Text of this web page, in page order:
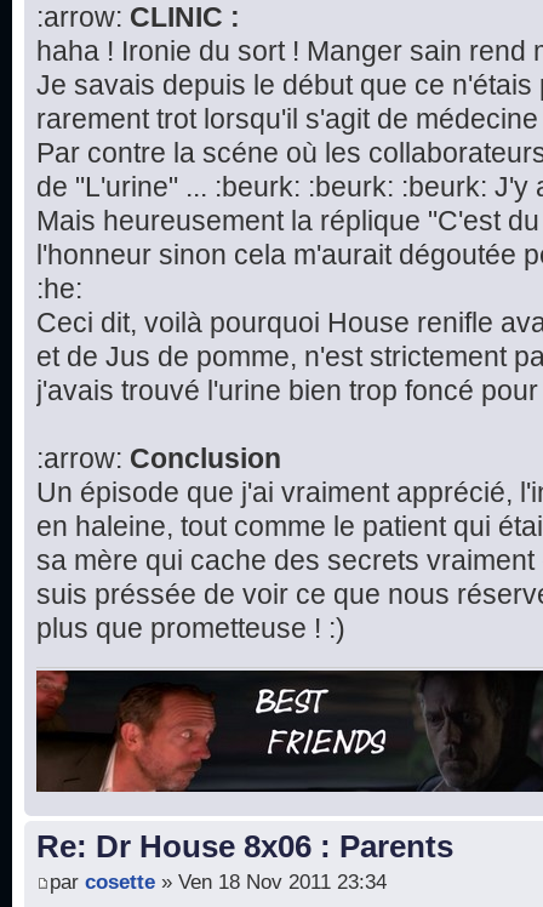
:arrow: CLINIC :
haha ! Ironie du sort ! Manger sain rend
Je savais depuis le début que ce
rarement trot lorsqu'il s'agit de
Par contre la scéne où les
de "L'urine" ... :beurk: :beurk: :beurk:
Mais heureusement la réplique "C'est
l'honneur sinon cela m'aurait dégoutée
:he:
Ceci dit, voilà pourquoi House renifle
et de Jus de pomme, n'est strictement
j'avais trouvé l'urine bien trop foncé
:arrow: Conclusion
Un épisode que j'ai vraiment apprécié,
en haleine, tout comme le patient qui
sa mère qui cache des secrets
suis préssée de voir ce que nous
plus que prometteuse ! :)
Re: Dr House 8x06 : Parents
par cosette » Ven 18 Nov 2011 23:34